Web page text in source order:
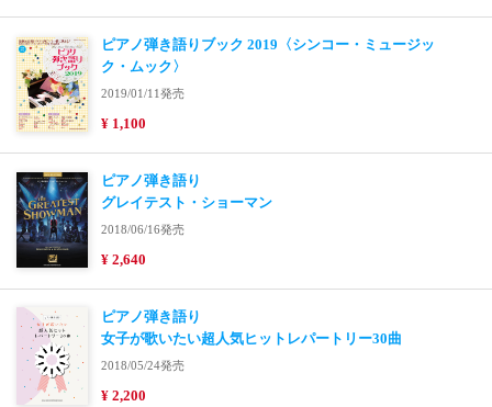
ピアノ弾き語りブック 2019〈シンコー・ミュージッ
ク・ムック〉
2019/01/11発売
¥ 1,100
ピアノ弾き語り
グレイテスト・ショーマン
2018/06/16発売
¥ 2,640
ピアノ弾き語り
女子が歌いたい超人気ヒットレパートリー30曲
2018/05/24発売
¥ 2,200